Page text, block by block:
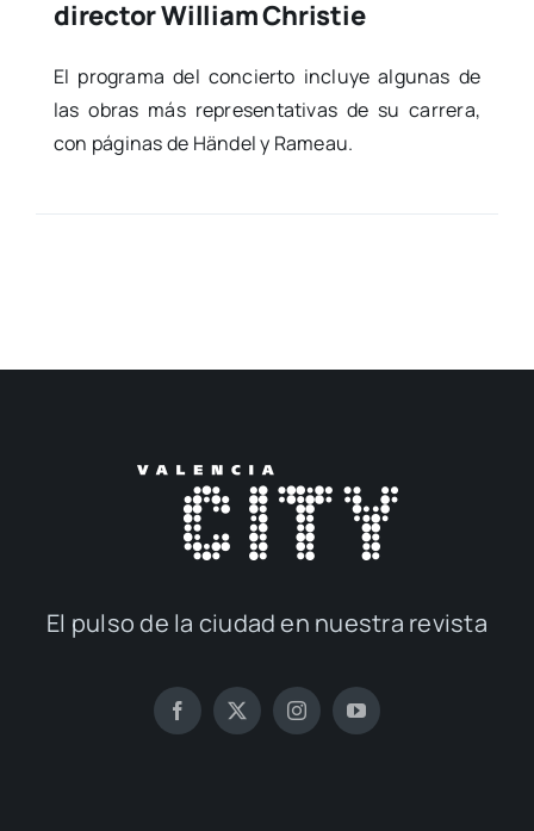
director William Christie
El pro­gra­ma del con­cier­to inclu­ye algu­nas de
las obras más repre­sen­ta­ti­vas de su carre­ra,
con pági­nas de Hän­del y Rameau.
El pul­so de la ciu­dad en nues­tra revis­ta